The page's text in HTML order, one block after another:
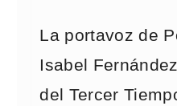
La portavoz de
Isabel
del Tercer